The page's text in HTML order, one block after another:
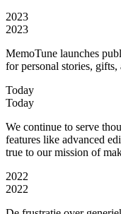
2023
2023
MemoTune launches
for personal stories, gifts,
Today
Today
We continue to serve
features like advanced
true to our mission of
2022
2022